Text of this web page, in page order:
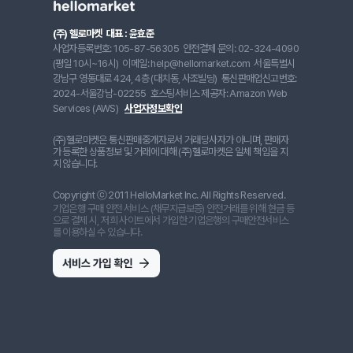
(주) 헬로마켓 대표 : 윤효준
사업자등록번호: 105-87-56305 안전결제 문의: 02-324-4090
(평일 10시~16시) 이메일: help@hellomarket.com 서울특별시
강남구 영동대로 424, 4층 (대치동, 사조빌딩) 통신판매업신고번호:
2024-서울강남-02255 호스팅서비스 제공자: Amazon Web
Services (AWS) 사업자정보확인
(주)헬로마켓은 통신판매중개자로서 거래당사자가 아니며, 판매자
가 등록한 상품정보 및 거래에 대해 (주)헬로마켓은 일체 책임을 지
지 않습니다.
Copyright ⓒ 2011 HelloMarket Inc. All Rights Reserved.
기업은행 구매 안전 서비스 (채무지급보증) 안전거래를 위해 현금 등
으로 결제 시, 저희 사이트에서 가입한 기업은행의 구매안전서비스
를 이용하실 수 있습니다.